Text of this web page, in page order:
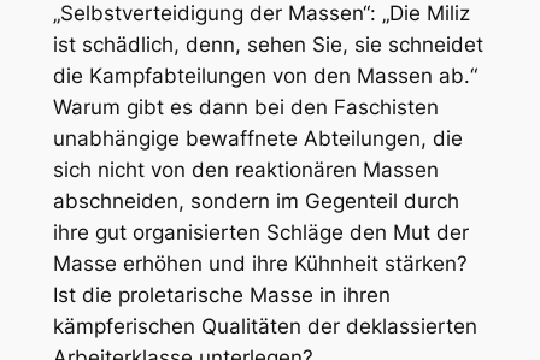
„Selbstverteidigung der Massen“: „Die Miliz
ist schädlich, denn, sehen Sie, sie schneidet
die Kampfabteilungen von den Massen ab.“
Warum gibt es dann bei den Faschisten
unabhängige bewaffnete Abteilungen, die
sich nicht von den reaktionären Massen
abschneiden, sondern im Gegenteil durch
ihre gut organisierten Schläge den Mut der
Masse erhöhen und ihre Kühnheit stärken?
Ist die proletarische Masse in ihren
kämpferischen Qualitäten der deklassierten